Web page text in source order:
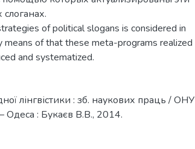
of political slogans is considered in
means of that these meta-programs realized
and systematized.
лінгвістики : зб. наукових праць / ОНУ
Одеса : Букаєв В.В., 2014.